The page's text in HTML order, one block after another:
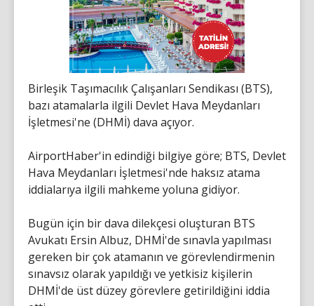
Birleşik Taşımacılık Çalışanları Sendikası (BTS),
bazı atamalarla ilgili Devlet Hava Meydanları
İşletmesi'ne (DHMİ) dava açıyor.
AirportHaber'in edindiği bilgiye göre; BTS, Devlet
Hava Meydanları İşletmesi'nde haksız atama
iddialarıya ilgili mahkeme yoluna gidiyor.
Bugün için bir dava dilekçesi oluşturan BTS
Avukatı Ersin Albuz, DHMİ'de sınavla yapılması
gereken bir çok atamanın ve görevlendirmenin
sınavsız olarak yapıldığı ve yetkisiz kişilerin
DHMİ'de üst düzey görevlere getirildiğini iddia